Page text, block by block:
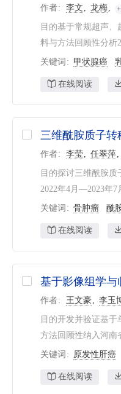
作者 李文 龙梅
目的基于常规超声
料与方法回顾性分析
关键词 甲状腺癌
在线阅读
三维酰胺质子
作者 李莹 任翠萍
目的探讨三维酰胺
2022年4月—2023年
关键词 骨肿瘤 酰
在线阅读
基于影像组学
作者 王文豪 李玉
目的开发并验证基
方法回顾性纳入河南
关键词 原发性肝癌
在线阅读